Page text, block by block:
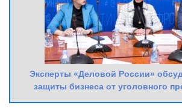
Эксперты «Деловой России»
защиты бизнеса от уголовного